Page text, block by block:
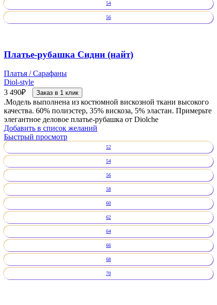
54
56
Платье-рубашка Сидни (найт)
Платья / Сарафаны
Diol-style
3 490₽ Заказ в 1 клик
.Модель выполнена из костюмной вискозной ткани высокого
качества. 60% полиэстер, 35% вискоза, 5% эластан. Примерьте
элегантное деловое платье-рубашка от Diolche
Добавить в список желаний
Быстрый просмотр
52
54
56
58
60
62
64
66
68
70